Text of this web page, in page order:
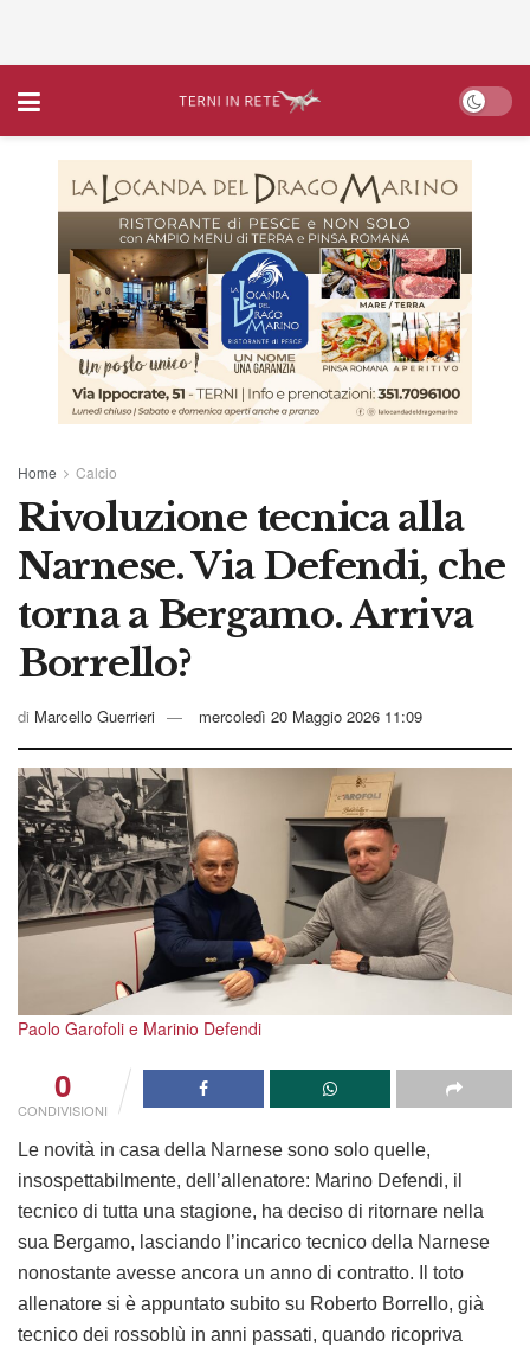
Home Calcio
Rivoluzione tecnica alla
Narnese. Via Defendi, che
torna a Bergamo. Arriva
Borrello?
di Marcello Guerrieri mercoledì 20 Maggio 2026 11:09
Paolo Garofoli e Marinio Defendi
0
CONDIVISIONI
Le novità in casa della Narnese sono solo quelle,
insospettabilmente, dell’allenatore: Marino Defendi, il
tecnico di tutta una stagione, ha deciso di ritornare nella
sua Bergamo, lasciando l’incarico tecnico della Narnese
nonostante avesse ancora un anno di contratto. Il toto
allenatore si è appuntato subito su Roberto Borrello, già
tecnico dei rossoblù in anni passati, quando ricopriva